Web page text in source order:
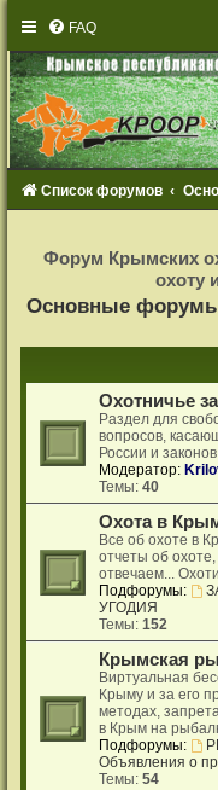
FAQ
Список форумов
с
т
я
Форум Крымских
охоту
Основные
Охотничье
Раздел для
вопросов,
России и
Модератор:
Темы:40
Охота в
Все об охоте в
отчеты об
отвечаем...
Подфорумы:
УГОДИЯ
Темы:152
Крымская
Виртуальная
Крыму и за его
методах,
в Крым на
Подфорумы:
Объявления о
Темы:54